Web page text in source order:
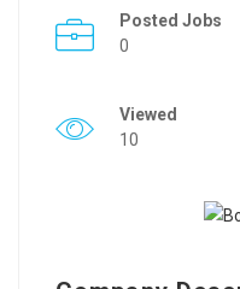
Posted Jobs
0
Viewed
10